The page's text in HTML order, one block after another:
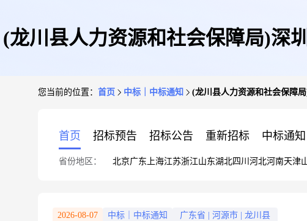
(龙川县人力资源和社会保障局)深
您当前的位置： 首页 中标｜中标通知 (龙川县人力资源和社会保障
首页 招标预告 招标公告 重新招标 中标通知
省份地区： 北京广东 上海江苏浙江山东湖北四川 河北河南天津
2026-08-07 中标｜中标通知 广东省 河源市 龙川县